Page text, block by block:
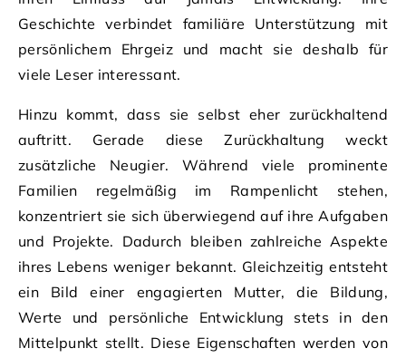
Geschichte verbindet familiäre Unterstützung mit
persönlichem Ehrgeiz und macht sie deshalb für
viele Leser interessant.
Hinzu kommt, dass sie selbst eher zurückhaltend
auftritt. Gerade diese Zurückhaltung weckt
zusätzliche Neugier. Während viele prominente
Familien regelmäßig im Rampenlicht stehen,
konzentriert sie sich überwiegend auf ihre Aufgaben
und Projekte. Dadurch bleiben zahlreiche Aspekte
ihres Lebens weniger bekannt. Gleichzeitig entsteht
ein Bild einer engagierten Mutter, die Bildung,
Werte und persönliche Entwicklung stets in den
Mittelpunkt stellt. Diese Eigenschaften werden von